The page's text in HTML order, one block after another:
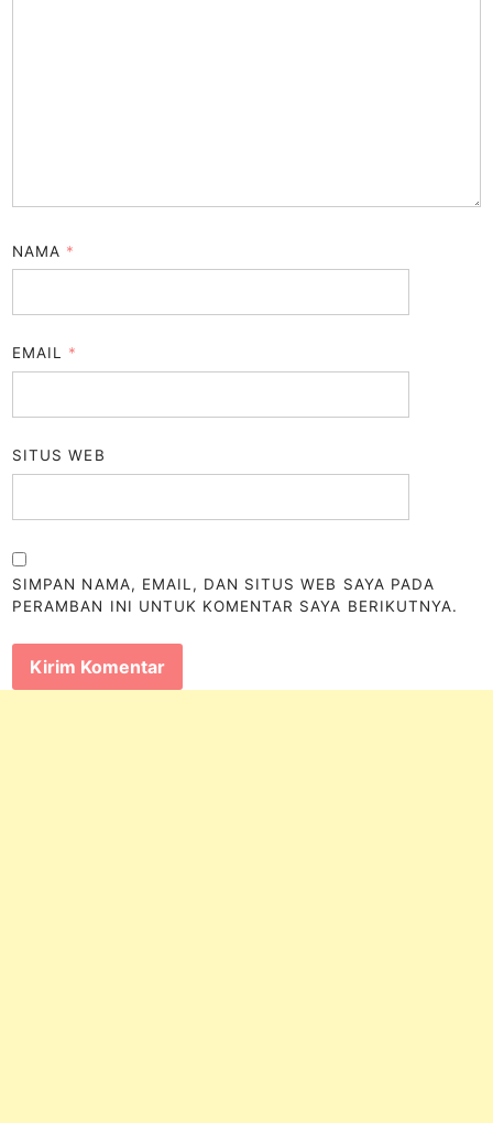
NAMA *
EMAIL *
SITUS WEB
SIMPAN NAMA, EMAIL, DAN SITUS WEB SAYA PADA
PERAMBAN INI UNTUK KOMENTAR SAYA BERIKUTNYA.